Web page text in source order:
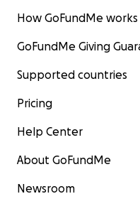
How GoFundMe works
GoFundMe Giving
Supported countries
Pricing
Help Center
About GoFundMe
Newsroom